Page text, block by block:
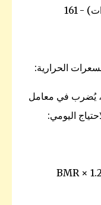
الحرارية:
يُضرب في معامل
اليومي: